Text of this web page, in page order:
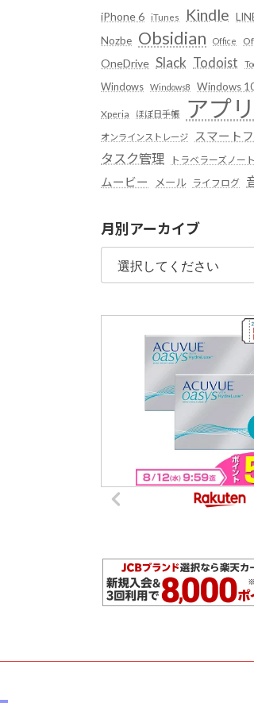
iPhone 6 iTunes Kindle
Nozbe Obsidian Office
OneDrive Slack Todoist
Windows Windows8 Windows
Xperia ほぼ日手帳 アプリ
オンラインストレージ スマート
タスク管理 トラベラーズノート
ムービー メール ライフログ
月別アーカイブ